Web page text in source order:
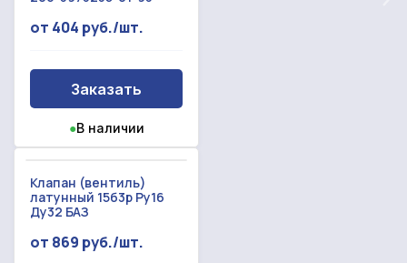
от 404 руб./шт.
Заказать
●В наличии
Клапан (вентиль)
латунный 15б3р Ру16
Ду32 БАЗ
от 869 руб./шт.
Прикрепить смету на расчет
Даю согласие наобработку персональных данных
Заказать звонок
Даю согласие на
С вами свяжется наш менеджер.